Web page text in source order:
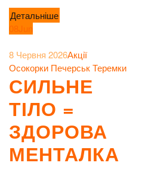
Детальніше
08Jun
8 Червня 2026Акції
Осокорки ПечерськТеремки
СИЛЬНЕ
ТІЛО =
ЗДОРОВА
МЕНТАЛКА